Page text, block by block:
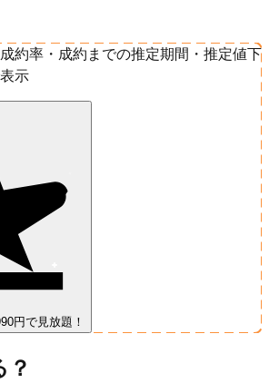
約率・成約までの推定期間・推定値下
示
円で見放題！